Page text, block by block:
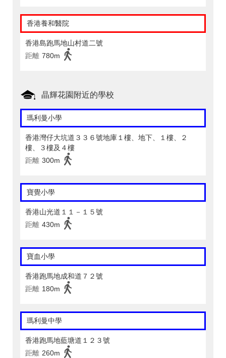
香港養和醫院
香港島跑馬地山村道二號
距離 780m
晶輝花園附近的學校
瑪利曼小學
香港灣仔大坑道３３６號地庫１樓、地下、１樓、２
樓、３樓及４樓
距離 300m
寶覺小學
香港山光道１１－１５號
距離 430m
寶血小學
香港跑馬地成和道７２號
距離 180m
瑪利曼中學
香港跑馬地藍塘道１２３號
距離 260m